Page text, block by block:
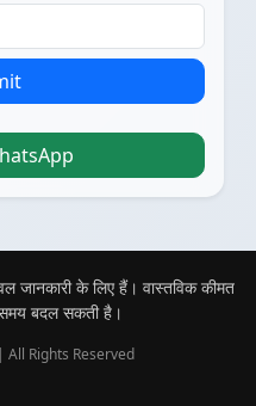
जानकारी के लिए हैं। वास्तविक कीमत
बदल सकती है।
Rights Reserved